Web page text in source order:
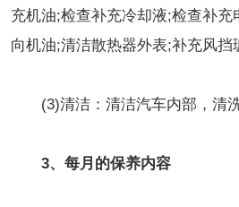
充机油;检查补充冷却液;检查补
向机油;清洁散热器外表;补充风挡
(3)清洁：清洁汽车内部，清洗
3、每月的保养内容